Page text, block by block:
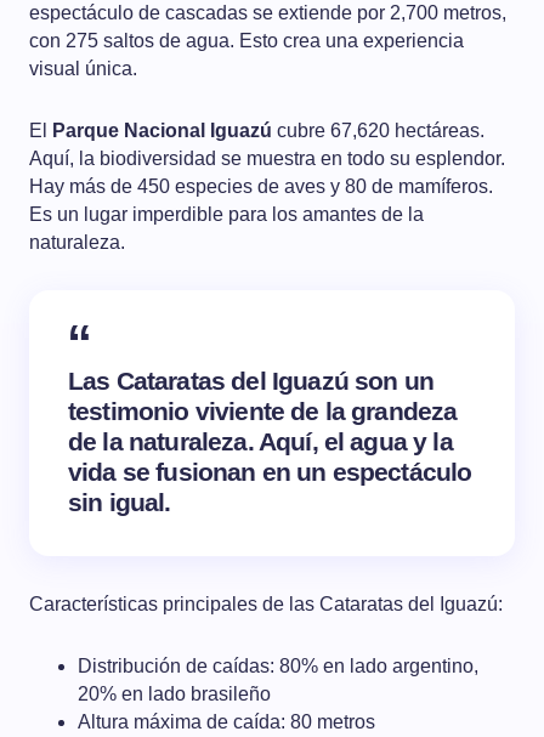
espectáculo de cascadas se extiende por 2,700 metros,
con 275 saltos de agua. Esto crea una experiencia
visual única.
El Parque Nacional Iguazú cubre 67,620 hectáreas.
Aquí, la biodiversidad se muestra en todo su esplendor.
Hay más de 450 especies de aves y 80 de mamíferos.
Es un lugar imperdible para los amantes de la
naturaleza.
Las Cataratas del Iguazú son un
testimonio viviente de la grandeza
de la naturaleza. Aquí, el agua y la
vida se fusionan en un espectáculo
sin igual.
Características principales de las Cataratas del Iguazú:
Distribución de caídas: 80% en lado argentino,
20% en lado brasileño
Altura máxima de caída: 80 metros